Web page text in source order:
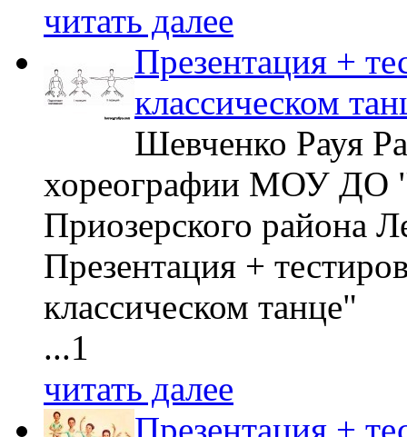
читать далее
Презентация +
классическом
Шевченко Рауя
хореографии МОУ
Приозерского
Презентация +
классическом
...1
читать далее